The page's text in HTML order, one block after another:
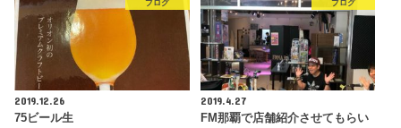
ブログ
2019.12.26
75ビール生
ブログ
2019.4.27
FM那覇で店舗紹介させてもらい